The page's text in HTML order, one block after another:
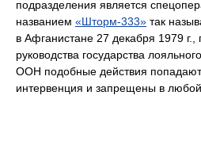
подразделения является
названием «Шторм-333» так
в Афганистане 27 декабря 1979
руководства государства
ООН подобные действия
интервенция и запрещены в